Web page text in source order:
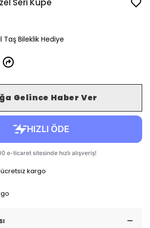
Seri Küpe
Taş Bileklik Hediye
Gelince Haber Ver
ücretsiz kargo